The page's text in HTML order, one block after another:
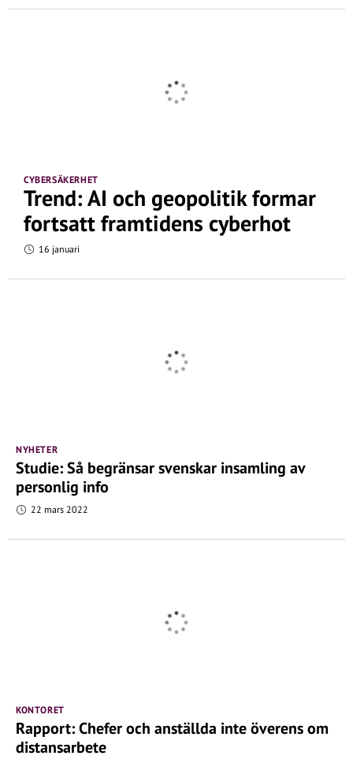
CYBERSÄKERHET
Trend: AI och geopolitik formar
fortsatt framtidens cyberhot
16 januari
NYHETER
Studie: Så begränsar svenskar insamling av
personlig info
22 mars 2022
KONTORET
Rapport: Chefer och anställda inte överens om
distansarbete